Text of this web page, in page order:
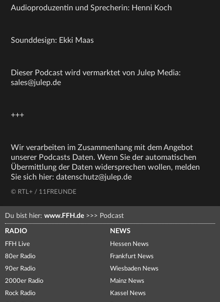
Audioproduzentin und Sprecherin: Henni Koch
Sounddesign: Ekki Maas
Dieser Podcast wird vermarktet von Julep Media:
sales@julep.de
+++
Wir verarbeiten im Zusammenhang mit dem Angebot
unserer Podcasts Daten. Wenn Sie der automatischen
Übermittlung der Daten widersprechen wollen, melden
Sie sich hier: datenschutz@julep.de
© RTL+ / 11FREUNDE
Du bist hier: www.FFH.de >>> Podcast
RADIO
FFH Live
80er Radio
90er Radio
2000er Radio
Rock Radio
NEWS
Hessen News
Frankfurt News
Wiesbaden News
Mainz News
Kassel News